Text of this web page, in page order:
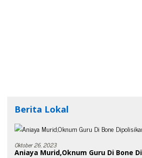
Berita Lokal
Oktober 26, 2023
Aniaya Murid,Oknum Guru Di Bone